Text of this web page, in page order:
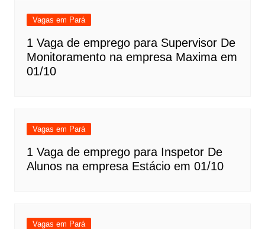
Vagas em Pará
1 Vaga de emprego para Supervisor De
Monitoramento na empresa Maxima em
01/10
Vagas em Pará
1 Vaga de emprego para Inspetor De
Alunos na empresa Estácio em 01/10
Vagas em Pará